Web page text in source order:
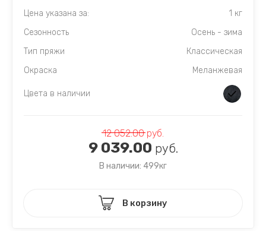
Цена указана за:
1 кг
Сезонность
Осень - зима
Тип пряжи
Классическая
Окраска
Меланжевая
Цвета в наличии
12 052.00руб.
9 039.00 руб.
В наличии: 499кг
В корзину